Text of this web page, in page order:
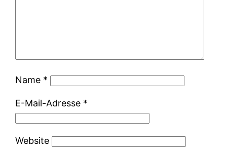
Name *
E-Mail-Adresse *
Website